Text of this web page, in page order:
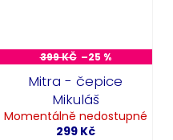
399 KČ –25 %
Mitra - čepice
Mikuláš
Momentálně nedostupné
299 Kč